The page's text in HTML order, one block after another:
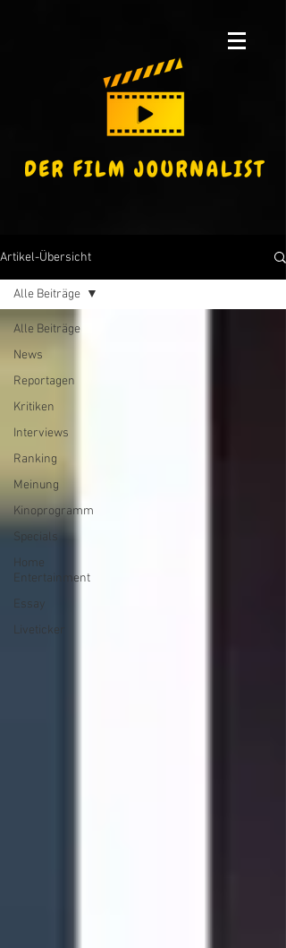
Artikel-Übersicht
Alle Beiträge
News
Reportagen
Kritiken
Interviews
Ranking
Meinung
Kinoprogramm
Specials
Home
Entertainment
Essay
Liveticker
Alle Beiträge